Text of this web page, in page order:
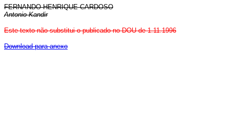
FERNANDO HENRIQUE CARDOSO
Antonio Kandir
Este texto não substitui o publicado no DOU de 1.11.1996
Download para anexo